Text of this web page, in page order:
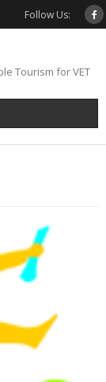
Follow Us:
Tourism for VET